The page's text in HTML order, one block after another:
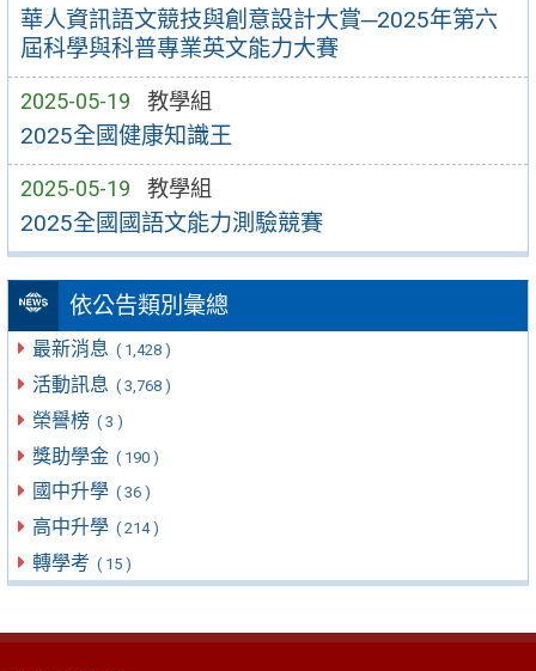
華人資訊語文競技與創意設計大賞─2025年第六
屆科學與科普專業英文能力大賽
2025-05-19 教學組
2025全國健康知識王
2025-05-19 教學組
2025全國國語文能力測驗競賽
依公告類別彙總
最新消息 ( 1,428 )
活動訊息 ( 3,768 )
榮譽榜 ( 3 )
獎助學金 ( 190 )
國中升學 ( 36 )
高中升學 ( 214 )
轉學考 ( 15 )